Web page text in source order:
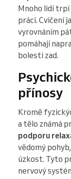
Mnoho lidí trpí
práci. Cvičení
vyrovnáním
pomáhají
bolesti zad.
přínosy
Kromě
a tělo známá
podporu
vědomý
úzkost. Tyto
nervový